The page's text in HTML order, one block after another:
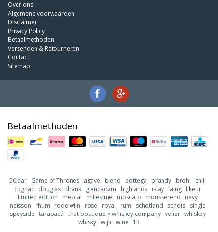
Over ons
Algemene voorwaarden
Disclaimer
Privacy Policy
Betaalmethoden
Verzenden & Retourneren
Contact
Sitemap
Betaalmethoden
50jaar Game of Thrones agave blend bottega brandy brohl
chili
cognac douglas drank glencadam highlands islay laing likeur
limited edition
mezcal millesime moscato mousserend
navy
neisson
rhum rode wijn rose royal rum schotland schots
single
speyside tarapacá that boutique-y whiskey company velier whiskey
whisky wijn wine 13